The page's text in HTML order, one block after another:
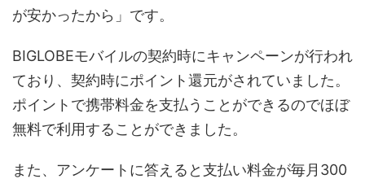
が安かったから」です。
BIGLOBEモバイルの契約時にキャンペーンが行われ
ており、契約時にポイント還元がされていました。
ポイントで携帯料金を支払うことができるのでほぼ
無料で利用することができました。
また、アンケートに答えると支払い料金が毎月300